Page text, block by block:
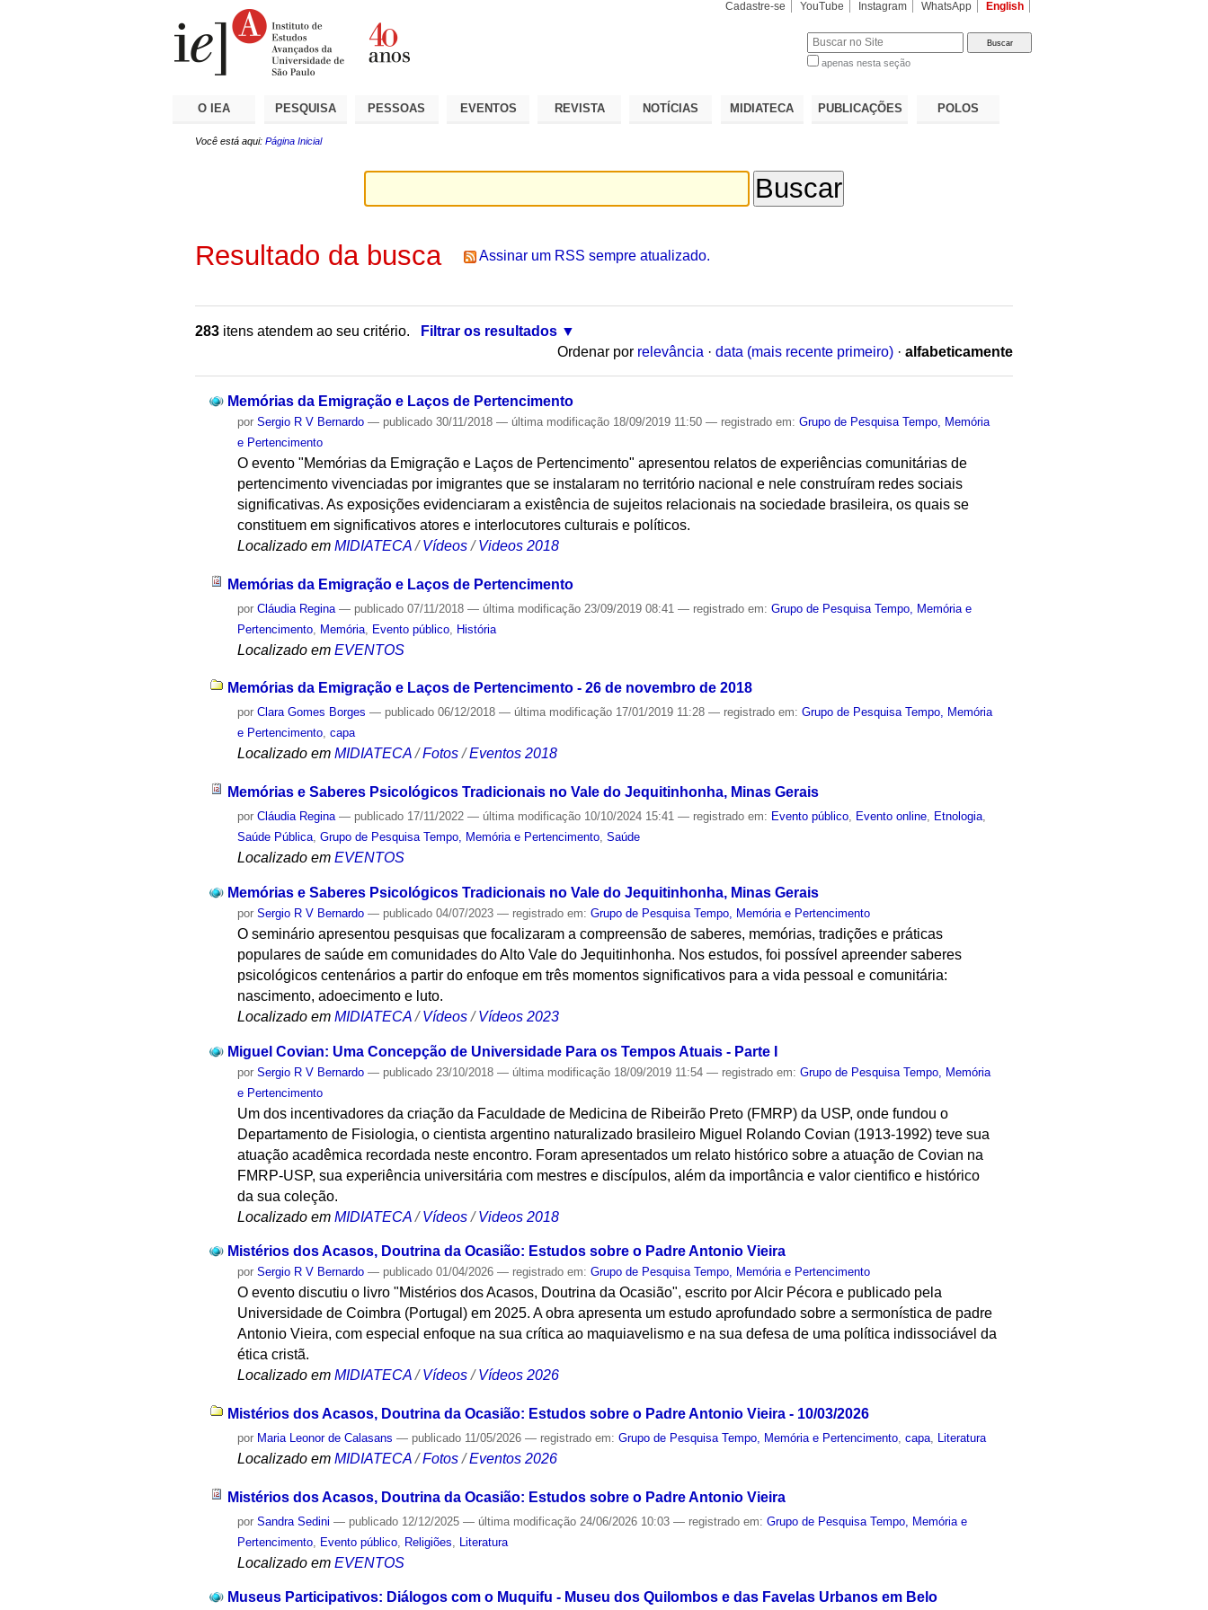
Cadastre-se YouTube Instagram WhatsApp English
apenas nesta seção
O IEA PESQUISA PESSOAS EVENTOS REVISTA NOTÍCIAS MIDIATECA PUBLICAÇÕES POLOS
Você está aqui: Página Inicial
Resultado da busca Assinar um RSS sempre atualizado.
283 itens atendem ao seu critério.
Filtrar os resultados
Ordenar por relevância · data (mais recente primeiro) · alfabeticamente
Memórias da Emigração e Laços de Pertencimento
porSergio R V Bernardo — publicado 30/11/2018— última modificação 18/09/2019 11:50— registrado em:Grupo de Pesquisa Tempo, Memória
e Pertencimento
O evento "Memórias da Emigração e Laços de Pertencimento" apresentou relatos de experiências comunitárias de
pertencimento vivenciadas por imigrantes que se instalaram no território nacional e nele construíram redes sociais
significativas. As exposições evidenciaram a existência de sujeitos relacionais na sociedade brasileira, os quais se
constituem em significativos atores e interlocutores culturais e políticos.
Localizado em MIDIATECA /Vídeos /Videos 2018
Memórias da Emigração e Laços de Pertencimento
porCláudia Regina — publicado 07/11/2018— última modificação 23/09/2019 08:41— registrado em:Grupo de Pesquisa Tempo, Memória e
Pertencimento Memória Evento público História
Localizado em EVENTOS
Memórias da Emigração e Laços de Pertencimento - 26 de novembro de 2018
porClara Gomes Borges — publicado 06/12/2018— última modificação 17/01/2019 11:28— registrado em:Grupo de Pesquisa Tempo, Memória
e Pertencimento,capa
Localizado em MIDIATECA /Fotos /Eventos 2018
Memórias e Saberes Psicológicos Tradicionais no Vale do Jequitinhonha, Minas Gerais
porCláudia Regina — publicado 17/11/2022— última modificação 10/10/2024 15:41— registrado em: Evento público, Evento online, Etnologia,
Saúde Pública,Grupo de Pesquisa Tempo, Memória e Pertencimento,Saúde
Localizado em EVENTOS
Memórias e Saberes Psicológicos Tradicionais no Vale do Jequitinhonha, Minas Gerais
porSergio R V Bernardo — publicado 04/07/2023— registrado em:Grupo de Pesquisa Tempo, Memória e Pertencimento
O seminário apresentou pesquisas que focalizaram a compreensão de saberes, memórias, tradições e práticas
populares de saúde em comunidades do Alto Vale do Jequitinhonha. Nos estudos, foi possível apreender saberes
psicológicos centenários a partir do enfoque em três momentos significativos para a vida pessoal e comunitária:
nascimento, adoecimento e luto.
Localizado em MIDIATECA /Vídeos /Vídeos 2023
Miguel Covian: Uma Concepção de Universidade Para os Tempos Atuais - Parte I
porSergio R V Bernardo — publicado 23/10/2018— última modificação 18/09/2019 11:54— registrado em:Grupo de Pesquisa Tempo, Memória
e Pertencimento
Um dos incentivadores da criação da Faculdade de Medicina de Ribeirão Preto (FMRP) da USP, onde fundou o
Departamento de Fisiologia, o cientista argentino naturalizado brasileiro Miguel Rolando Covian (1913-1992) teve sua
atuação acadêmica recordada neste encontro. Foram apresentados um relato histórico sobre a atuação de Covian na
FMRP-USP, sua experiência universitária com mestres e discípulos, além da importância e valor cientifico e histórico
da sua coleção.
Localizado em MIDIATECA /Vídeos /Videos 2018
Mistérios dos Acasos, Doutrina da Ocasião: Estudos sobre o Padre Antonio Vieira
porSergio R V Bernardo — publicado 01/04/2026— registrado em:Grupo de Pesquisa Tempo, Memória e Pertencimento
O evento discutiu o livro "Mistérios dos Acasos, Doutrina da Ocasião", escrito por Alcir Pécora e publicado pela
Universidade de Coimbra (Portugal) em 2025. A obra apresenta um estudo aprofundado sobre a sermonística de padre
Antonio Vieira, com especial enfoque na sua crítica ao maquiavelismo e na sua defesa de uma política indissociável da
ética cristã.
Localizado em MIDIATECA /Vídeos /Vídeos 2026
Mistérios dos Acasos, Doutrina da Ocasião: Estudos sobre o Padre Antonio Vieira - 10/03/2026
por Maria Leonor de Calasans — publicado 11/05/2026— registrado em:Grupo de Pesquisa Tempo, Memória e Pertencimento ,capa Literatura
Localizado em MIDIATECA /Fotos /Eventos 2026
Mistérios dos Acasos, Doutrina da Ocasião: Estudos sobre o Padre Antonio Vieira
porSandra Sedini — publicado 12/12/2025— última modificação 24/06/2026 10:03— registrado em:Grupo de Pesquisa Tempo, Memória e
Pertencimento Evento público Religiões Literatura
Localizado em EVENTOS
Museus Participativos: Diálogos com o Muquifu - Museu dos Quilombos e das Favelas Urbanos em Belo